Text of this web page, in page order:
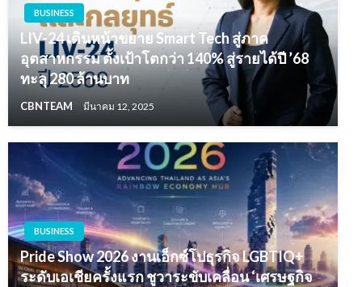
BUSINESS
LIV-24 เดินหน้าขยาย Smart Tech สู่ภาค
อุตสาหกรรม ตั้งเป้าโตกว่า 140% สู่รายได้ปี ’68
ทะลุ 280 ล้านบาท
CBNTEAM มีนาคม 12, 2025
BUSINESS
Pride Show 2026 งานเอ็กซ์โปธุรกิจ LGBTIQ+
ระดับเอเชียครั้งแรก ชูวาระขับเคลื่อน ‘เศรษฐกิจ